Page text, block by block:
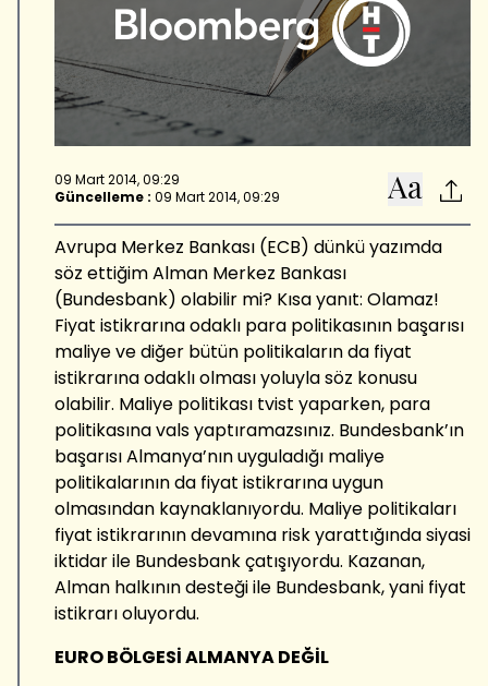
09 Mart 2014, 09:29
Güncelleme : 09 Mart 2014, 09:29
Avrupa Merkez Bankası (ECB) dünkü yazımda
söz ettiğim Alman Merkez Bankası
(Bundesbank) olabilir mi? Kısa yanıt: Olamaz!
Fiyat istikrarına odaklı para politikasının başarısı
maliye ve diğer bütün politikaların da fiyat
istikrarına odaklı olması yoluyla söz konusu
olabilir. Maliye politikası tvist yaparken, para
politikasına vals yaptıramazsınız. Bundesbank’ın
başarısı Almanya’nın uyguladığı maliye
politikalarının da fiyat istikrarına uygun
olmasından kaynaklanıyordu. Maliye politikaları
fiyat istikrarının devamına risk yarattığında siyasi
iktidar ile Bundesbank çatışıyordu. Kazanan,
Alman halkının desteği ile Bundesbank, yani fiyat
istikrarı oluyordu.
EURO BÖLGESİ ALMANYA DEĞİL